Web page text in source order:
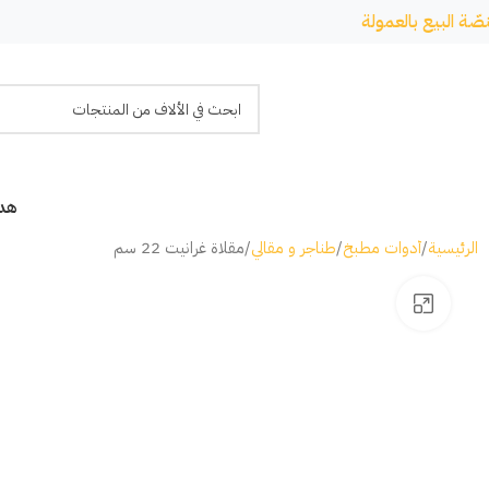
البيع بالعمولة
الرئيسية أدوات مطبخ طناجر و مقالي مقلاة غرانيت 22 سم